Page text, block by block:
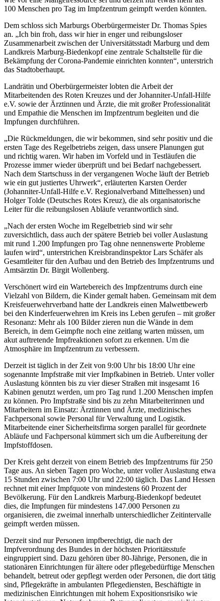
100 Menschen pro Tag im Impfzentrum geimpft werden könnten.
Dem schloss sich Marburgs Oberbürgermeister Dr. Thomas Spies
an. „Ich bin froh, dass wir hier in enger und reibungsloser
Zusammenarbeit zwischen der Universitätsstadt Marburg und dem
Landkreis Marburg-Biedenkopf eine zentrale Schaltstelle für die
Bekämpfung der Corona-Pandemie einrichten konnten“, unterstrich
das Stadtoberhaupt.
Landrätin und Oberbürgermeister lobten die Arbeit der
Mitarbeitenden des Roten Kreuzes und der Johanniter-Unfall-Hilfe
e.V. sowie der Ärztinnen und Ärzte, die mit großer Professionalität
und Empathie die Menschen im Impfzentrum begleiten und die
Impfungen durchführen.
„Die Rückmeldungen, die wir bekommen, sind sehr positiv und die
ersten Tage des Regelbetriebs zeigen, dass unsere Planungen gut
und richtig waren. Wir haben im Vorfeld und in Testläufen die
Prozesse immer wieder überprüft und bei Bedarf nachgebessert.
Nach dem Startschuss in der vergangenen Woche läuft der Betrieb
wie ein gut justiertes Uhrwerk“, erläuterten Karsten Oerder
(Johanniter-Unfall-Hilfe e.V. Regionalverband Mittelhessen) und
Holger Tolde (Deutsches Rotes Kreuz), die als organisatorische
Leiter für die reibungslosen Abläufe verantwortlich sind.
„Nach der ersten Woche im Regelbetrieb sind wir sehr
zuversichtlich, dass auch der spätere Betrieb bei voller Auslastung
mit rund 1.200 Impfungen pro Tag ohne nennenswerte Probleme
laufen wird“, unterstrichen Kreisbrandinspektor Lars Schäfer als
Gesamtleiter für den Aufbau und den Betrieb des Impfzentrums und
Amtsärztin Dr. Birgit Wollenberg.
Verschönert wird ein Wartebereich des Impfzentrums durch eine
Vielzahl von Bildern, die Kinder gemalt haben. Gemeinsam mit dem
Kreisfeuerwehrverband hatte der Landkreis einen Malwettbewerb
bei den Kinderfeuerwehren im Kreis ins Leben gerufen – mit großer
Resonanz: Mehr als 100 Bilder zieren nun die Wände in dem
Bereich, in dem Geimpfte noch eine zeitlang warten müssen, um
akut auftretende Impfreaktionen sofort zu erkennen. Um die
Atmosphäre im Impfzentrum zu verbessern.
Derzeit ist täglich in der Zeit von 9:00 Uhr bis 18:00 Uhr eine
sogenannte Impfstraße mit vier Impfkabinen in Betrieb. Unter voller
Auslastung könnten bis zu vier dieser Straßen mit insgesamt 16
Kabinen genutzt werden, um pro Tag rund 1.200 Menschen impfen
zu können. Pro Impfstraße sind bis zu zehn Mitarbeiterinnen und
Mitarbeitern im Einsatz: Ärztinnen und Ärzte, medizinisches
Fachpersonal sowie Personal für Verwaltung und Logistik.
Mitarbeitende einer Sicherheitsfirma sorgen parallel für geordnete
Abläufe und Fachpersonal kümmert sich um die Aufbereitung der
Impfstoffdosen.
Der Kreis geht derzeit von einem Betrieb des Impfzentrums für 250
Tage aus. An sieben Tagen pro Woche, unter voller Auslastung etwa
15 Stunden zwischen 7:00 Uhr und 22:00 täglich. Das Land Hessen
rechnet mit einer Impfquote von mindestens 60 Prozent der
Bevölkerung. Für den Landkreis Marburg-Biedenkopf bedeutet
dies, die Impfungen für mindestens 147.000 Personen zu
organisieren, die zweimal innerhalb unterschiedlicher Zeitintervalle
geimpft werden müssen.
Derzeit sind nur Personen impfberechtigt, die nach der
Impfverordnung des Bundes in der höchsten Prioritätsstufe
eingruppiert sind. Dazu gehören über 80-Jährige, Personen, die in
stationären Einrichtungen für ältere oder pflegebedürftige Menschen
behandelt, betreut oder gepflegt werden oder Personen, die dort tätig
sind, Pflegekräfte in ambulanten Pflegediensten, Beschäftigte in
medizinischen Einrichtungen mit hohem Expositionsrisiko wie